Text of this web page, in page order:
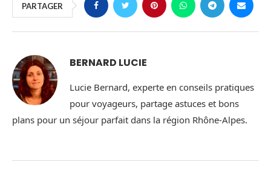
PARTAGER
BERNARD LUCIE
Lucie Bernard, experte en conseils pratiques
pour voyageurs, partage astuces et bons
plans pour un séjour parfait dans la région Rhône-Alpes.